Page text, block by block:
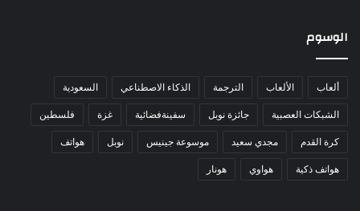
الوسوم
ألعاب الألعاب الترجمة الذكاء الاصطناعي السعودية
الشبكات العصبية جائزة نوبل سفينةفضائية غزة فلسطين
كرة القدم مجدي سعيد موسوعة جينيس نوبل هواتف
هواتف ذكية هواوي هونار